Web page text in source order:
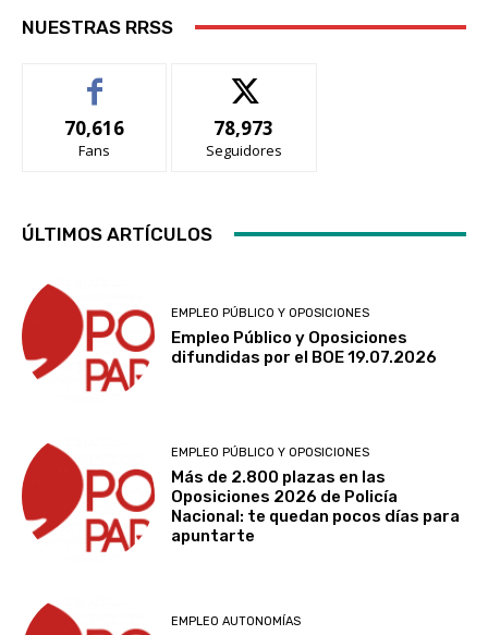
NUESTRAS RRSS
70,616
Fans
78,973
Seguidores
ÚLTIMOS ARTÍCULOS
EMPLEO PÚBLICO Y OPOSICIONES
Empleo Público y Oposiciones
difundidas por el BOE 19.07.2026
EMPLEO PÚBLICO Y OPOSICIONES
Más de 2.800 plazas en las
Oposiciones 2026 de Policía
Nacional: te quedan pocos días para
apuntarte
EMPLEO AUTONOMÍAS